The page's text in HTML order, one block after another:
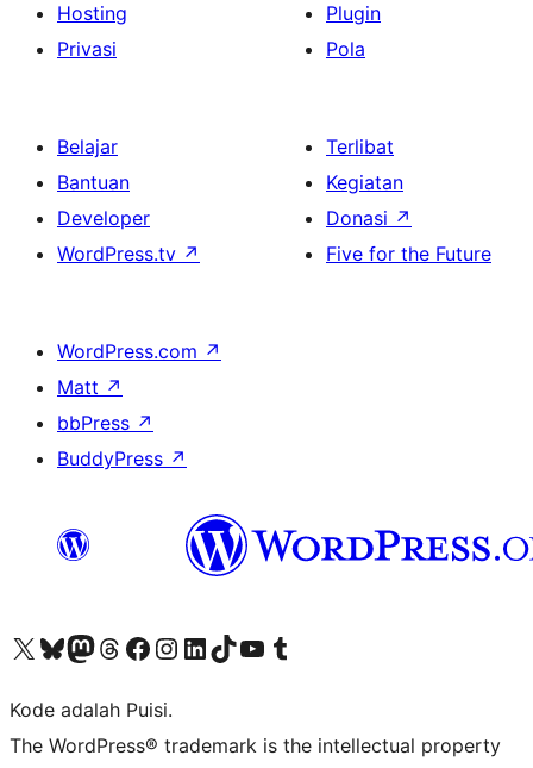
Hosting
Privasi
Plugin
Pola
Belajar
Bantuan
Developer
WordPress.tv ↗
Terlibat
Kegiatan
Donasi ↗
Five for the Future
WordPress.com ↗
Matt ↗
bbPress ↗
BuddyPress ↗
Kunjungi akun X (sebelumnya Twitter) kamiVisit our Bluesky account
Kunjungi akun Mastodon kami
Visit our Threads account
Kunjungi halaman Facebook kamiKunjungi akun Instagram kamiKunjungi akun LinkedIn kami
Visit our TikTok account
Kunjungi channel YouTube kamiVisit our Tumblr account
Kode adalah Puisi.
The WordPress® trademark is the intellectual property